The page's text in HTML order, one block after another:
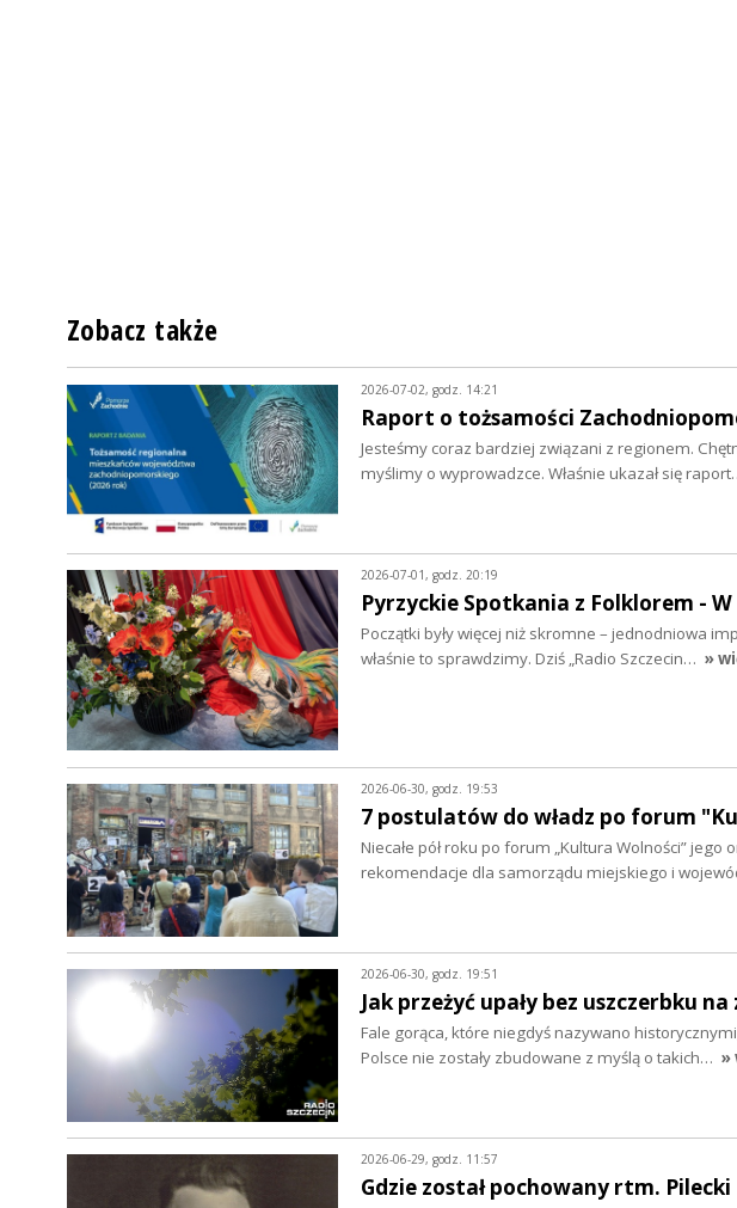
Zobacz także
2026-07-02, godz. 14:21
Raport o tożsamości
Jesteśmy coraz bardziej związani z regionem.
myślimy o wyprowadzce. Właśnie ukazał się
2026-07-01, godz. 20:19
Pyrzyckie Spotkania z Folklorem -
Początki były więcej niż skromne – jednodniowa
właśnie to sprawdzimy. Dziś „Radio Szczecin… »
2026-06-30, godz. 19:53
7 postulatów do władz po forum
Niecałe pół roku po forum „Kultura Wolności”
rekomendacje dla samorządu miejskiego i
2026-06-30, godz. 19:51
Jak przeżyć upały bez uszczerbku
Fale gorąca, które niegdyś nazywano
Polsce nie zostały zbudowane z myślą o takich… »
2026-06-29, godz. 11:57
Gdzie został pochowany rtm. Pilecki